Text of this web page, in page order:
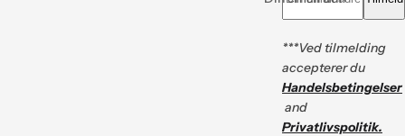
***Ved tilmelding
accepterer du
Handelsbetingelser
and
Privatlivspolitik.